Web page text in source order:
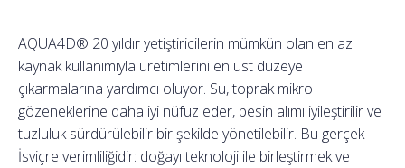
AQUA4D® 20 yıldır yetiştiricilerin mümkün olan en az
kaynak kullanımıyla üretimlerini en üst düzeye
çıkarmalarına yardımcı oluyor. Su, toprak mikro
gözeneklerine daha iyi nüfuz eder, besin alımı iyileştirilir ve
tuzluluk sürdürülebilir bir şekilde yönetilebilir. Bu gerçek
İsviçre verimliliğidir: doğayı teknoloji ile birleştirmek ve